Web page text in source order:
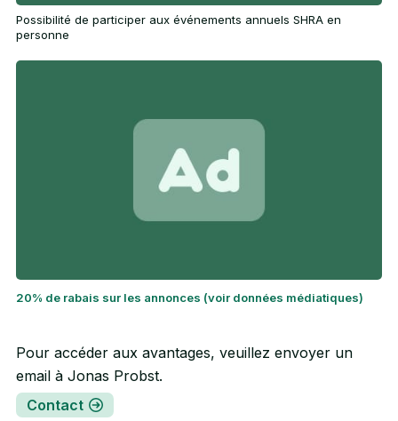
Possibilité de participer aux événements annuels SHRA en
personne
20% de rabais sur les annonces (voir données médiatiques)
Pour accéder aux avantages, veuillez envoyer un
email à Jonas Probst.
Contact